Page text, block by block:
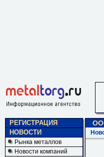
РЕГИСТРАЦИЯ
НОВОСТИ
Рынка металлов
Новости компаний